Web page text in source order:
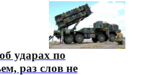
ударах по
раз слов не